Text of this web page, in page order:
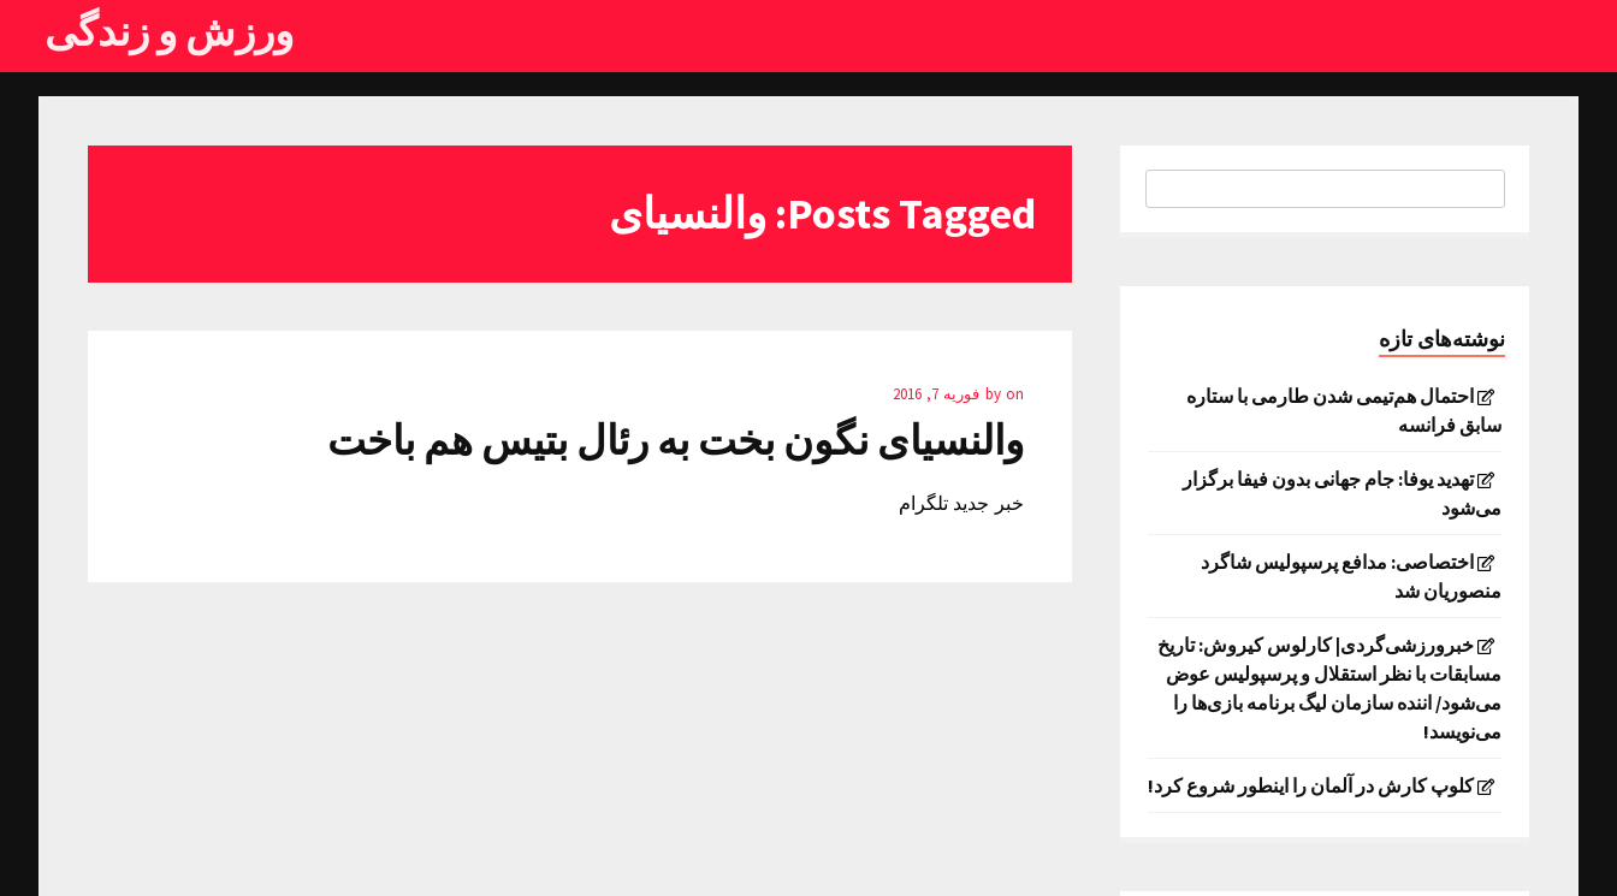
ورزش و زندگی
Posts Tagged: والنسیای
by on فوریه 7, 2016
والنسیای نگون بخت به رئال بتیس هم باخت
خبر جدید تلگرام
نوشته‌های تازه
احتمال هم‌تیمی شدن طارمی با ستاره
سابق فرانسه
تهدید یوفا: جام جهانی بدون فیفا برگزار
می‌شود
اختصاصی: مدافع پرسپولیس شاگرد
منصوریان شد
خبرورزشی‌گردی| کارلوس کیروش: تاریخ
مسابقات با نظر استقلال و پرسپولیس عوض
می‌شود/ اننده سازمان لیگ برنامه بازی‌ها را
می‌نویسد!
کلوپ کارش در آلمان را اینطور شروع کرد!